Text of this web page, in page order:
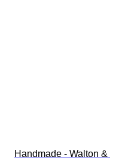
Handmade - Walton &